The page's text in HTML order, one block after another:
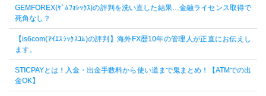
GEMFOREX(ｹﾞﾑﾌｫﾚｯｸｽ)の評判を洗い直した結果…金融ライセンス取得で
死角なし？
【is6com(ｱｲｴｽｼｯｸｽｺﾑ)の評判】海外FX歴10年の管理人が正直にお伝えし
ます。
STICPAYとは！入金・出金手数料から使い道まで鬼まとめ！【ATMでの出
金OK】